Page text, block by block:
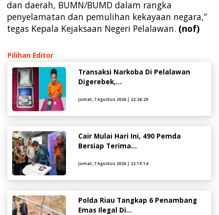
dan daerah, BUMN/BUMD dalam rangka
penyelamatan dan pemulihan kekayaan negara,”
tegas Kepala Kejaksaan Negeri Pelalawan. (nof)
Pilihan Editor
Transaksi Narkoba Di Pelalawan
Digerebek,...
Jumat, 7 Agustus 2026 | 22:26:29
Cair Mulai Hari Ini, 490 Pemda
Bersiap Terima...
Jumat, 7 Agustus 2026 | 22:19:14
Polda Riau Tangkap 6 Penambang
Emas Ilegal Di...